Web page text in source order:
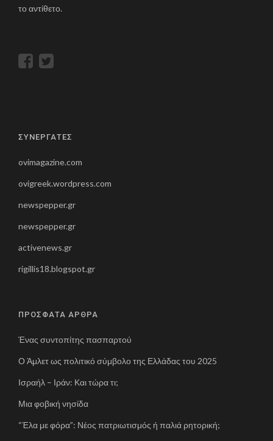
το αντίθετο.
ΣΥΝΕΡΓΑΤΕΣ
ovimagazine.com
ovigreek.wordpress.com
newspepper.gr
newspepper.gr
activenews.gr
rigillis18.blogspot.gr
ΠΡΟΣΦΑΤΑ ΑΡΘΡΑ
Ένας συντοπίτης πασπαρτού
Ο Άμλετ ως πολιτικό σύμβολο της Ελλάδας του 2025
Ισραήλ – Ιράν: Και τώρα τι;
Μια φοβική νησίδα
“Έλα με φόρα”: Νέος πατριωτισμός ή παλιά ρητορική;